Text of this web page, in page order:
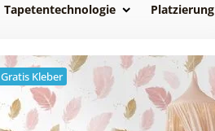
Tapetentechnologie Platzierung
Gratis Kleber